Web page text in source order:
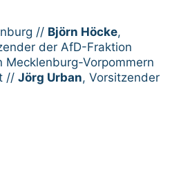
// Björn Höcke,
der AfD-Fraktion
Vorpommern
// Jörg Urban, Vorsitzender